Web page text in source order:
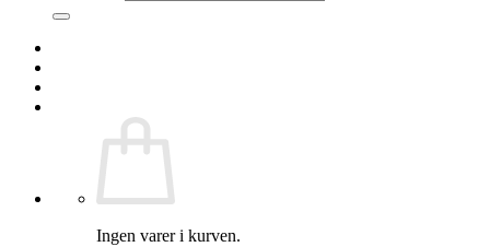
Ingen varer i kurven.